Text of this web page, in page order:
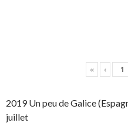
« ‹
2019 Un peu de Galice
juillet